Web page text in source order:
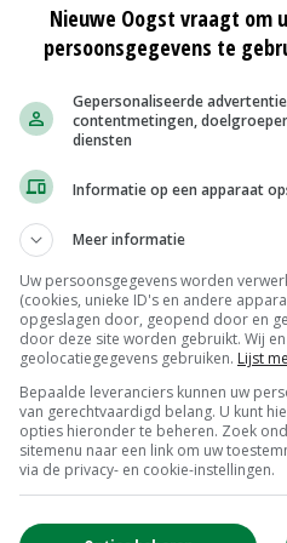
Keniaanse en Zuid-
is de stroom
van de luchthaven Schiphol
telers en vrachtvervoerders
in toenemende
ontwikkelingen te
in het rapport
is één van de belangrijkste
kunnen analyseren en
kwesties en de
Nieuwe Oogst vraagt om
persoonsgegevens te
Gepersonaliseerde
contentmetingen,
diensten
Informatie op een apparaat
Meer informatie
Uw persoonsgegevens worden
(cookies, unieke ID's en andere
opgeslagen door, geopend door en
door deze site worden gebruikt. Wij
geolocatiegegevens gebruiken. Lijst
Bepaalde leveranciers kunnen uw
van gerechtvaardigd belang. U kunt
opties hieronder te beheren. Zoek
sitemenu naar een link om uw
via de privacy- en cookie-instellingen.